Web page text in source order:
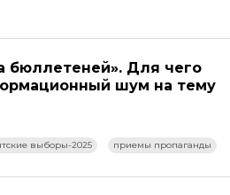
бюллетеней». Для чего
шум на тему
выборы-2025 приемы пропаганды